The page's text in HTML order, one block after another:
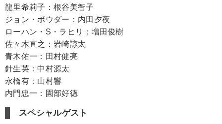
龍里希莉子：根谷美智子
ジョン・ポウダー：内田夕夜
ローハン・S・ラヒリ：増田俊樹
佐々木直之：岩崎諒太
青木佑一：田村健亮
針生英：中村源太
永橋有：山村響
内門忠一：園部好徳
スペシャルゲスト